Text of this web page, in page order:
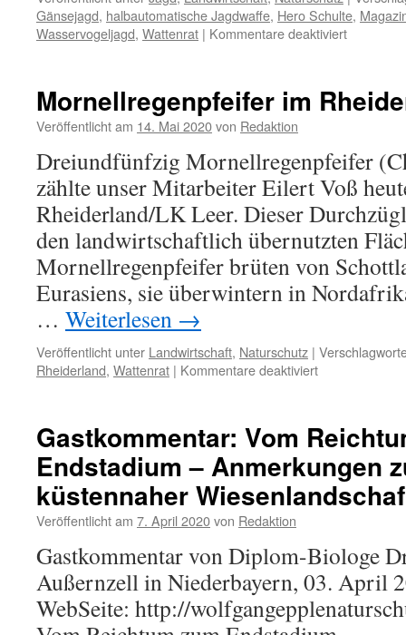
Gänsejagd, halbautomatische Jagdwaffe, Hero Schulte,
Wasservogeljagd, Wattenrat | Kommentare deaktiviertfür
mit
in
Mornellregenpfeifer im
Veröffentlicht am 14. Mai 2020von Redaktion
Dreiundfünfzig Mornellregenpfeifer
zählte unser Mitarbeiter Eilert Voß
Rheiderland/LK Leer. Dieser
den landwirtschaftlich übernutzten
Mornellregenpfeifer brüten von
Eurasiens, sie überwintern in
… Weiterlesen →
Veröffentlicht unter Landwirtschaft, Naturschutz |
Rheiderland, Wattenrat | Kommentare deaktiviertfür
Gastkommentar: Vom
Endstadium – Anmerkungen
küstennaher
Veröffentlicht am 7. April 2020von Redaktion
Gastkommentar von Diplom-Biologe
Außernzell in Niederbayern, 03. April
WebSeite: http://